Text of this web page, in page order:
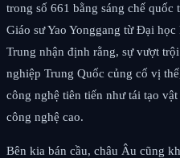
trong số 661 bằng sáng chế quốc
Giáo sư Yao Yonggang từ Đại
Trung nhận định rằng, sự vượt
nghiệp Trung Quốc củng cố vị
công nghệ tiên tiến như tái tạo
công nghệ cao.
Bên kia bán cầu, châu Âu cũng